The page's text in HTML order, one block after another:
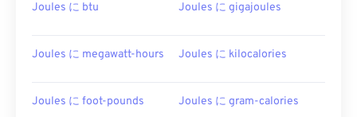
Joules に btu Joules に gigajoules
Joules に megawatt-hours Joules に kilocalories
Joules に foot-pounds Joules に gram-calories